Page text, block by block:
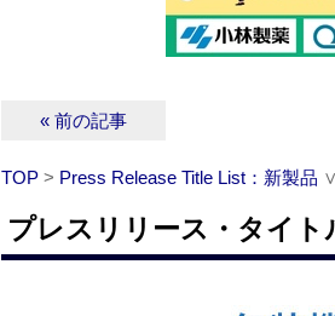
« 前の記事
TOP > Press Release Title List：新製品
プレスリリース・タイ